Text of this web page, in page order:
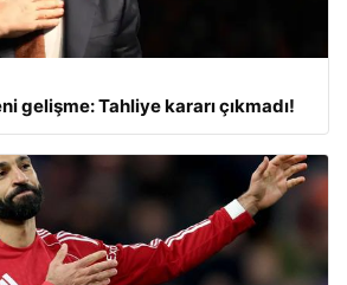
gelişme: Tahliye kararı çıkmadı!